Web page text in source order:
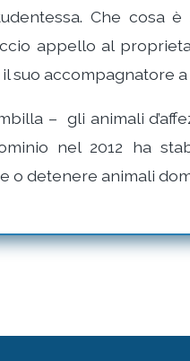
Che cosa
appello al
suo accompagnatore a
– gli animali
nel 2012 ha
detenere animali